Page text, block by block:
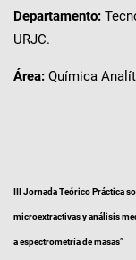
Departamento:
URJC.
Área: Química
III Jornada Teórico Práctica
microextractivas y análisis
a espectrometría de masas”